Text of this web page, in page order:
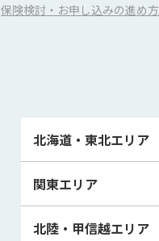
保険検討・お申し込みの進め方
北海道・東北エリア
関東エリア
北陸・甲信越エリア